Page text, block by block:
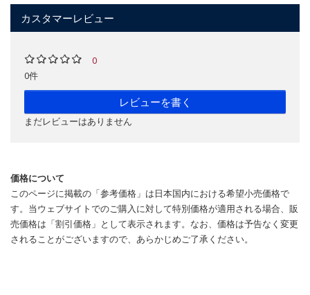
カスタマーレビュー
0
0件
レビューを書く
まだレビューはありません
価格について
このページに掲載の「参考価格」は日本国内における希望小売価格で
す。当ウェブサイトでのご購入に対して特別価格が適用される場合、販
売価格は「割引価格」として表示されます。なお、価格は予告なく変更
されることがございますので、あらかじめご了承ください。